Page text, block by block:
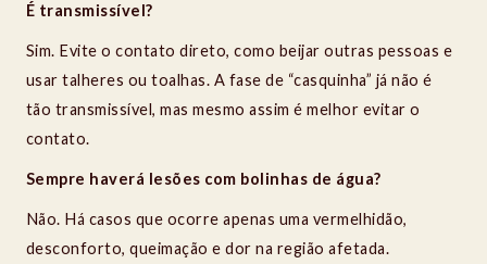
É transmissível?
Sim. Evite o contato direto, como beijar outras pessoas e
usar talheres ou toalhas. A fase de “casquinha” já não é
tão transmissível, mas mesmo assim é melhor evitar o
contato.
Sempre haverá lesões com bolinhas de água?
Não. Há casos que ocorre apenas uma vermelhidão,
desconforto, queimação e dor na região afetada.